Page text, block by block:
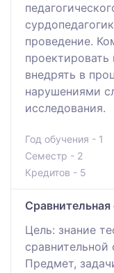
проведение.
проектировать
внедрять в
нарушениями
исследования.
Год обучения - 1
Семестр - 2
Кредитов - 5
Сравнительная
Цель: знание
сравнительной
Предмет,